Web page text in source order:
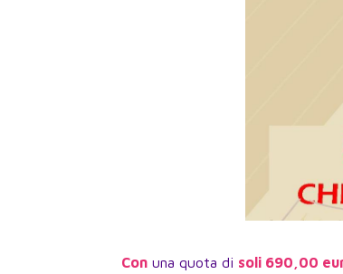
Con una quota di soli 690,00